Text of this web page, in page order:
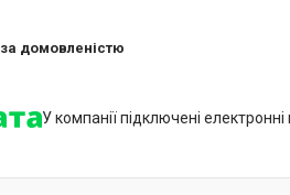
за домовленістю
У компанії підключені